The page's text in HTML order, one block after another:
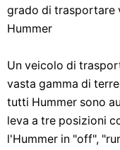
grado di trasportare
Hummer
Un veicolo di
vasta gamma di
tutti Hummer sono
leva a tre posizioni
l'Hummer in "off",